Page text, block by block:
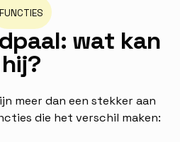
FUNCTIES
dpaal: wat kan
hij?
meer dan een stekker aan
die het verschil maken: